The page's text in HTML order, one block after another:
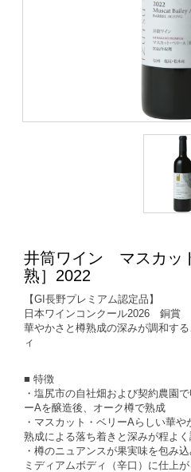
井筒ワイン マスカッ
熟］2022
【GI長野プレミアム認定品】
日本ワインコンクール2026 銅賞
華やかさと樽熟成の深みが調和す
ィ
■ 特徴
・塩尻市の自社畑および契約農園
ーAを醸造後、オーク樽で熟成
・マスカット・ベリーAらしい華
熟成による落ち着きと深みが程よく
・樽のニュアンスが果実味を包み
ミディアムボディ（辛口）に仕上が